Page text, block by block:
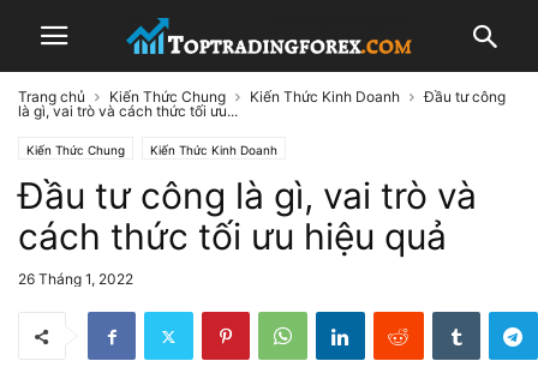
Trang chủ Kiến Thức Chung Kiến Thức Kinh Doanh
Đầu tư công
là gì, vai trò và cách thức tối ưu...
Kiến Thức Chung Kiến Thức Kinh Doanh
Đầu tư công là gì, vai trò và
cách thức tối ưu hiệu quả
26 Tháng 1, 2022